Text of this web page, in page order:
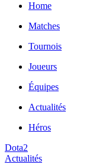
Home
Matches
Tournois
Joueurs
Équipes
Actualités
Héros
Dota2
Actualités